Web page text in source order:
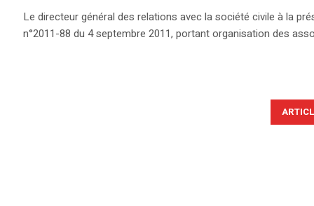
Le directeur général des relations avec la société civile à la
n°2011-88 du 4 septembre 2011, portant organisation des